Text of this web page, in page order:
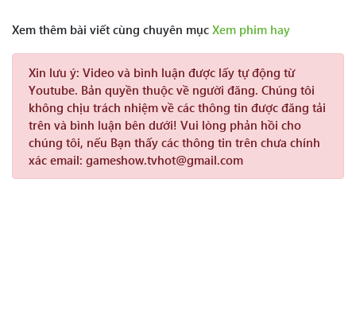
Xem thêm bài viết cùng chuyên mục Xem phim hay
Xin lưu ý: Video và bình luận được lấy tự động từ
Youtube. Bản quyền thuộc về người đăng. Chúng tôi
không chịu trách nhiệm về các thông tin được đăng tải
trên và bình luận bên dưới! Vui lòng phản hồi cho
chúng tôi, nếu Bạn thấy các thông tin trên chưa chính
xác email: gameshow.tvhot@gmail.com